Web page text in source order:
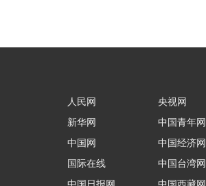
人民网
新华网
中国网
国际在线
央视网
中国青年网
中国经济网
中国台湾网